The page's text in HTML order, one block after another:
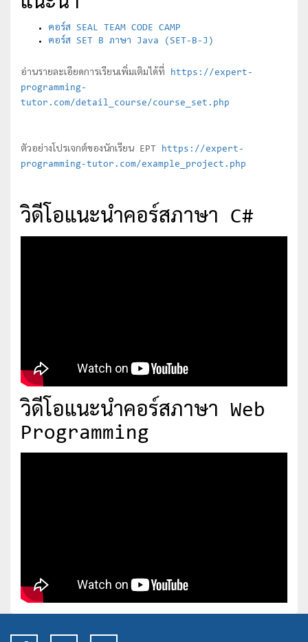
คอร์ส SEAL TEAM CODE CAMP
คอร์ส SET B ภาษา Java (SET-B-J)
อ่านรายละเอียดการเรียนเพิ่มเติมได้ที่ https://expert-
programming-
tutor.com/detail_course/course_set.php
ตัวอย่างโปรเจกต์ของนักเรียน EPT https://expert-
programming-tutor.com/example_project.php
วิดีโอแนะนำคอร์สภาษา C#
วิดีโอแนะนำคอร์สภาษา Web
Programming